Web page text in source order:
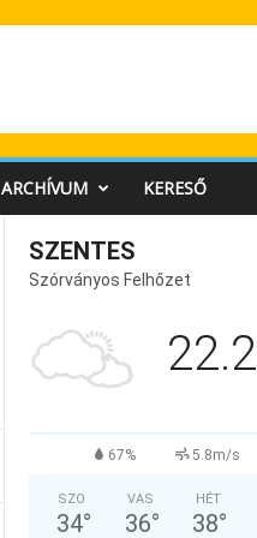
ARCHÍVUM KERESŐ
SZENTES
Szórványos Felhőzet
22.2
67% 5.8m/s
SZO
34°
VAS
36°
HÉT
38°